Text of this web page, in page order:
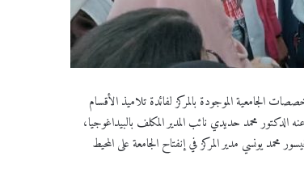
الجامعية الموجودة بالمركز لفائدة تلاميذ الأقسام
الدكتور محمد حديدي نائب المدير المكلف بالبيداغوجيا،
محمد يونسي مدير المركز في إنفتاح الجامعة على المحيط